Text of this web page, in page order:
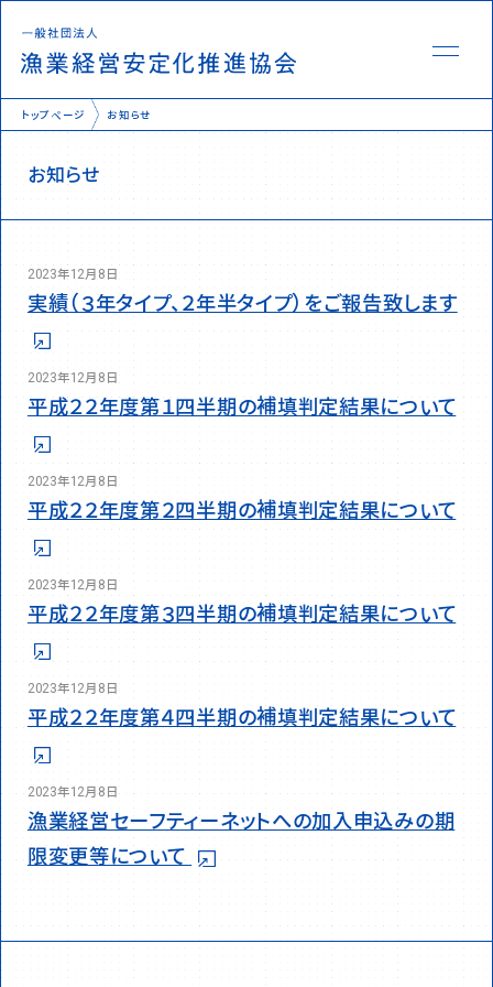
様式
業務情報
Q&A集
補填発動状況
KPI報告
お問い合わせ先
TEL:03-6895-0100 FAX: 03-6895-0107
トップページ お知らせ
お知らせ
2023年12月8日
実績（３年タイプ、２年半タイプ）をご報告致します
2023年12月8日
平成２２年度第１四半期の補填判定結果について
2023年12月8日
平成２２年度第２四半期の補填判定結果について
2023年12月8日
平成２２年度第３四半期の補填判定結果について
2023年12月8日
平成２２年度第４四半期の補填判定結果について
2023年12月8日
漁業経営セーフティーネットへの加入申込みの期
限変更等について